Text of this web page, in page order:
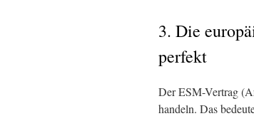
3. Die
perfekt
Der ESM-Vertrag
handeln. Das